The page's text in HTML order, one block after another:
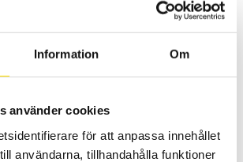
Information Om
använder cookies
för att anpassa innehållet
användarna, tillhandahålla funktioner
CA942 handhållna oscilloskop
serie från Chauvin-Arnoux med svenska
krPrisintervall:
till
18,590.00 kr